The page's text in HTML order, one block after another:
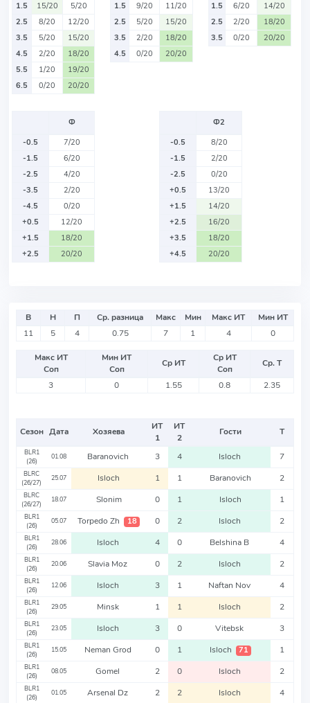
1.5
15/20
5/20
2.5
8/20
12/20
3.5
5/20
15/20
4.5
2/20
18/20
5.5
1/20
19/20
6.5
0/20 20/20
1.5
9/20
11/20
2.5
5/20
15/20
3.5
2/20
18/20
4.5
0/20 20/20
1.5
6/20
14/20
2.5
2/20
18/20
3.5
0/20 20/20
Ф
-0.5
7/20
-1.5
6/20
-2.5
4/20
-3.5
2/20
-4.5
0/20
+0.5
12/20
+1.5
18/20
+2.5
20/20
Ф2
-0.5
8/20
-1.5
2/20
-2.5
0/20
+0.5
13/20
+1.5
14/20
+2.5
16/20
+3.5
18/20
+4.5
20/20
В Н П Ср. разница Макс Мин Макс ИТ
Мин ИТ
11
5 4 0.75 7 1 4 0
Макс ИТ
Соп
Мин ИТ
Соп
Ср ИТ
Ср ИТ
Соп
Ср. Т
3
0 1.55 0.8 2.35
Сезон Дата Хозяева
ИТ
1
ИТ
2
Гости Т
BLR1
(26)
01.08 Baranovich 3 4 Isloch 7
BLRC
(26/27)
25.07 Isloch 1 1 Baranovich 2
BLRC
(26/27)
18.07 Slonim 0 1 Isloch 1
BLR1
(26)
05.07 Torpedo Zh 18 0 2 Isloch 2
BLR1
(26)
28.06 Isloch 4 0 Belshina B 4
BLR1
(26)
20.06 Slavia Moz 0 2 Isloch 2
BLR1
(26)
12.06 Isloch 3 1 Naftan Nov 4
BLR1
(26)
29.05 Minsk 1 1 Isloch 2
BLR1
(26)
23.05 Isloch 3 0 Vitebsk 3
BLR1
(26)
15.05 Neman Grod 0 1 Isloch 71 1
BLR1
(26)
08.05 Gomel 2 0 Isloch 2
BLR1
(26)
01.05 Arsenal Dz 2 2 Isloch 4